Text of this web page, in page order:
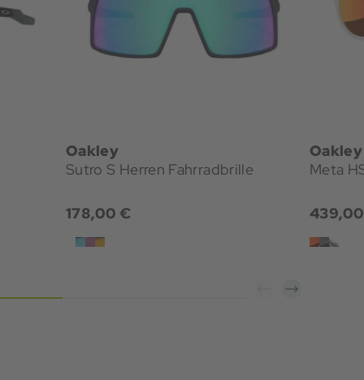
Oakley
Sutro S Herren Fahrradbrille
178,00 €
Oakley
Meta